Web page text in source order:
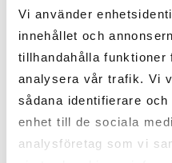
Vi använder
innehållet och
tillhandahålla
analysera vår trafik. Vi
sådana identifierare
enhet till de sociala
analysföretag som vi